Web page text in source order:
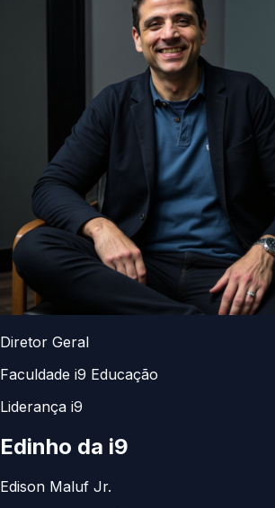
Diretor Geral
Faculdade i9 Educação
Liderança i9
Edinho da i9
Edison Maluf Jr.